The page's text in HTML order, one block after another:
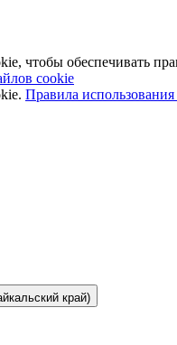
чтобы обеспечивать
cookie
Правила
край)